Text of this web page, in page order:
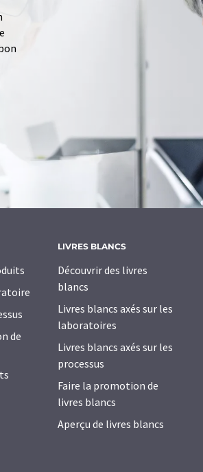
de
LIVRES BLANCS
Découvrir des livres
blancs
Livres blancs axés sur les
laboratoires
Livres blancs axés sur les
processus
Faire la promotion de
livres blancs
Aperçu de livres blancs